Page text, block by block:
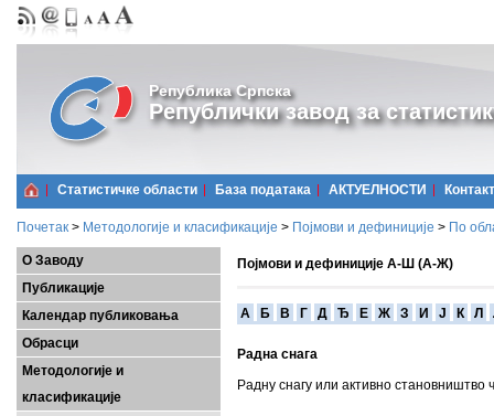
Република Српска
Републички завод за
Статистичке области Базa података АКТУЕЛНОСТИ Контакт
Почетак > Методологије и класификације > Појмови и дефиниције > По
О Заводу
Публикације
Календар публиковања
Обрасци
Методологије и
класификације
Појмови и дефиниције А-Ш (А-Ж)
A Б В Г Д Ђ Е Ж З И Ј К Л
Радна снага
Радну снагу или активно